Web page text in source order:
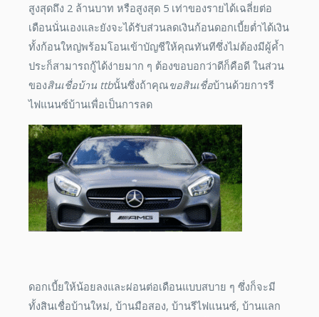
สูงสุดถึง 2 ล้านบาท หรือสูงสุด 5 เท่าของรายได้เฉลี่ยต่อ
เดือนนั่นเองและยังจะได้รับส่วนลดเงินก้อนดอกเบี้ยต่ำได้เงิน
ทั้งก้อนใหญ่พร้อมโอนเข้าบัญชีให้คุณทันทีซึ่งไม่ต้องมีผู้ค้ำ
ประก็สามารถกู้ได้ง่ายมาก ๆ ต้องขอบอกว่าดีก็คือดี ในส่วน
ของสินเชื่อบ้าน ttbนั้นซึ่งถ้าคุณขอสินเชื่อบ้านด้วยการรี
ไฟแนนซ์บ้านเพื่อเป็นการลด
ดอกเบี้ยให้น้อยลงและผ่อนต่อเดือนแบบสบาย ๆ ซึ่งก็จะมี
ทั้งสินเชื่อบ้านใหม่, บ้านมือสอง, บ้านรีไฟแนนซ์, บ้านแลก